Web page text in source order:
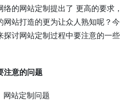
的网站定制提出了 更高的要求，
网站打造的更为让众人熟知呢？今
探讨网站定制过程中要注意的一些
注意的问题